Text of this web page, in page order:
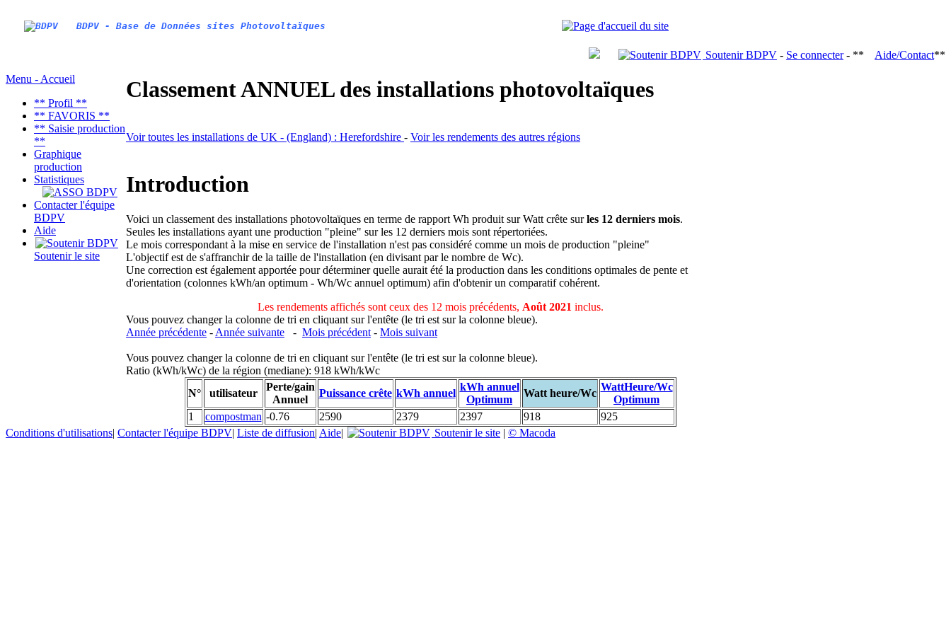
BDPV - Base de Données sites Photovoltaïques
Soutenir BDPV - Se connecter- ** Aide/Contact**
Menu - Accueil
** Profil **
** FAVORIS **
** Saisie production
**
Graphique
production
Statistiques
Contacter l'équipe
BDPV
Aide
Soutenir le site
Classement ANNUEL des installations photovoltaïques
Voir toutes les installations de UK - (England) : Herefordshire - Voir les rendements des autres régions
Introduction
Voici un classement des installations photovoltaïques en terme de rapport Wh produit sur Watt crête surles 12 derniers mois.
Seules les installations ayant une production "pleine" sur les 12 derniers mois sont répertoriées.
Le mois correspondant à la mise en service de l'installation n'est pas considéré comme un mois de production "pleine"
L'objectif est de s'affranchir de la taille de l'installation (en divisant par le nombre de Wc).
Une correction est également apportée pour déterminer quelle aurait été la production dans les conditions optimales de pente et
d'orientation (colonnes kWh/an optimum - Wh/Wc annuel optimum) afin d'obtenir un comparatif cohérent.
Les rendements affichés sont ceux des 12 mois précédents, Août 2021 inclus.
Vous pouvez changer la colonne de tri en cliquant sur l'entête (le tri est sur la colonne bleue).
Année précédente - Année suivante - Mois précédent - Mois suivant
Vous pouvez changer la colonne de tri en cliquant sur l'entête (le tri est sur la colonne bleue).
Ratio (kWh/kWc) de la région (mediane): 918 kWh/kWc
N°
utilisateur
Perte/gain
Annuel
Puissance crête kWh annuel
kWh annuel
Optimum
Watt heure/Wc
WattHeure/Wc
Optimum
1
compostman -0.76 2590 2379 2397 918
925
Conditions d'utilisations| Contacter l'équipe BDPV| Liste de diffusion| Aide| Soutenir le site | © Macoda